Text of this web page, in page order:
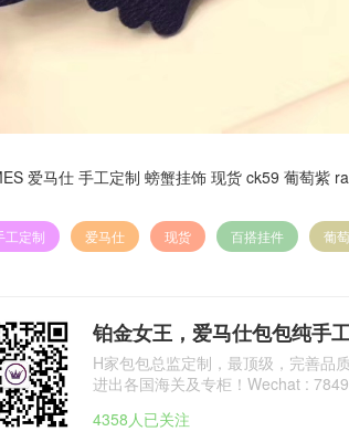
爱马仕 手工定制 螃蟹挂饰 现货 ck59 葡萄紫
工定制 爱马仕 现货 百搭挂件 葡
铂金女王，爱马仕包包纯手
H家包包总监定制，最顶级，完善品
进出各国海关及专柜！Wechat :
4358人已关注